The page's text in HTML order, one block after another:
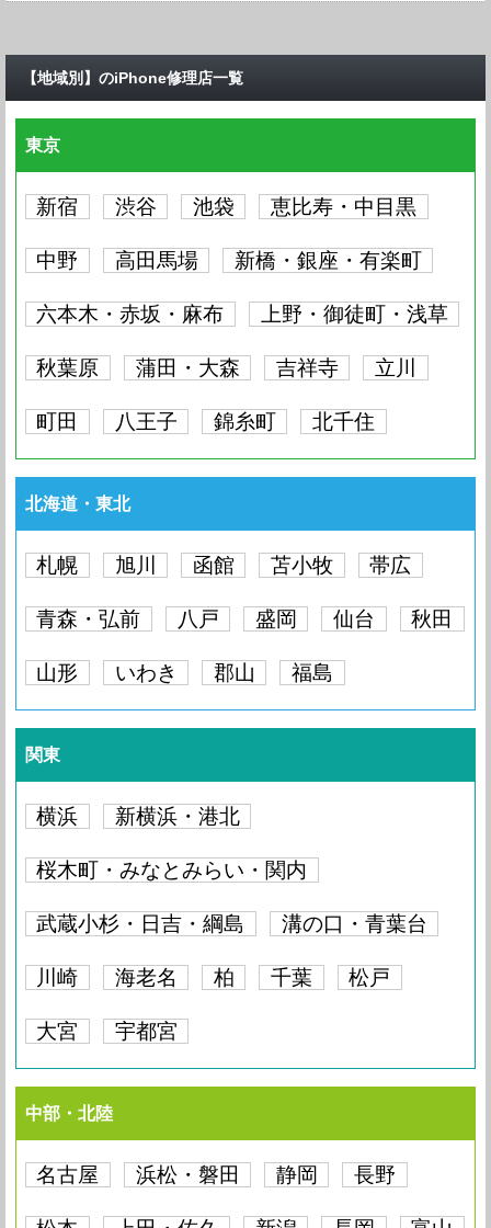
【地域別】のiPhone修理店一覧
東京
新宿 渋谷 池袋 恵比寿・中目黒
中野 高田馬場 新橋・銀座・有楽町
六本木・赤坂・麻布 上野・御徒町・浅草
秋葉原 蒲田・大森 吉祥寺 立川
町田 八王子 錦糸町 北千住
北海道・東北
札幌 旭川 函館 苫小牧 帯広
青森・弘前 八戸 盛岡 仙台 秋田
山形 いわき 郡山 福島
関東
横浜 新横浜・港北
桜木町・みなとみらい・関内
武蔵小杉・日吉・綱島 溝の口・青葉台
川崎 海老名 柏 千葉 松戸
大宮 宇都宮
中部・北陸
名古屋 浜松・磐田 静岡 長野